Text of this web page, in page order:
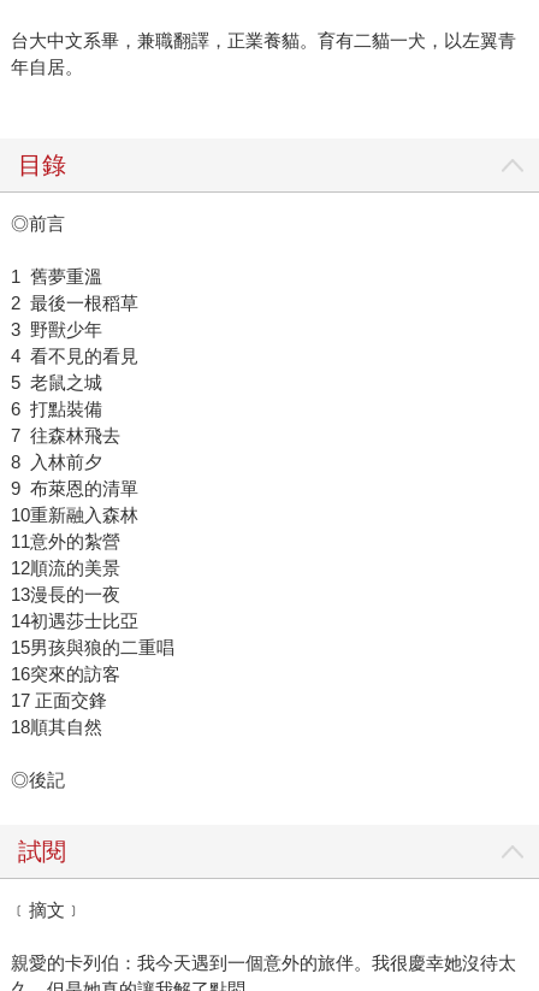
台大中文系畢，兼職翻譯，正業養貓。育有二貓一犬，以左翼青
年自居。
目錄
◎前言
1 舊夢重溫
2 最後一根稻草
3 野獸少年
4 看不見的看見
5 老鼠之城
6 打點裝備
7 往森林飛去
8 入林前夕
9 布萊恩的清單
10重新融入森林
11意外的紮營
12順流的美景
13漫長的一夜
14初遇莎士比亞
15男孩與狼的二重唱
16突來的訪客
17 正面交鋒
18順其自然
◎後記
試閱
﹝摘文﹞
親愛的卡列伯：我今天遇到一個意外的旅伴。我很慶幸她沒待太